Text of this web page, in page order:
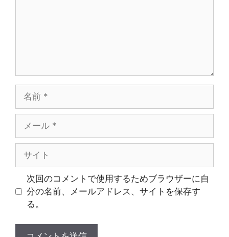
ル
次回のコメントで使用するためブラウザーに自
分の名前、メールアドレス、サイトを保存す
る。